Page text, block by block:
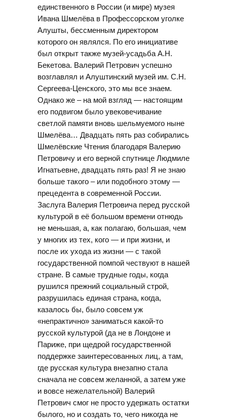
единственного в России (и мире) музея
Ивана Шмелёва в Профессорском уголке
Алушты, бессменным директором
которого он являлся. По его инициативе
был открыт также музей-усадьба А.Н.
Бекетова. Валерий Петрович успешно
возглавлял и Алуштинский музей им. С.Н.
Сергеева-Ценского, это мы все знаем.
Однако же – на мой взгляд — настоящим
его подвигом было увековечивание
светлой памяти вновь шельмуемого ныне
Шмелёва… Двадцать пять раз собирались
Шмелёвские Чтения благодаря Валерию
Петровичу и его верной спутнице Людмиле
Игнатьевне, двадцать пять раз! Я не знаю
больше такого – или подобного этому —
прецедента в современной России.
Заслуга Валерия Петровича перед русской
культурой в её большом времени отнюдь
не меньшая, а, как полагаю, большая, чем
у многих из тех, кого — и при жизни, и
после их ухода из жизни — с такой
государственной помпой чествуют в нашей
стране. В самые трудные годы, когда
рушился прежний социальный строй,
разрушилась единая страна, когда,
казалось бы, было совсем уж
«непрактично» заниматься какой-то
русской культурой (да не в Лондоне и
Париже, при щедрой государственной
поддержке заинтересованных лиц, а там,
где русская культура внезапно стала
сначала не совсем желанной, а затем уже
и вовсе нежелательной) Валерий
Петрович смог не просто удержать остатки
былого, но и создать то, чего никогда не